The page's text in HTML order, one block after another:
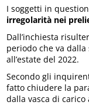
I soggetti in
irregolarità nei
Dall’inchiesta
periodo che va
all’estate del 2022.
Secondo gli
fatto chiudere la
dalla vasca di